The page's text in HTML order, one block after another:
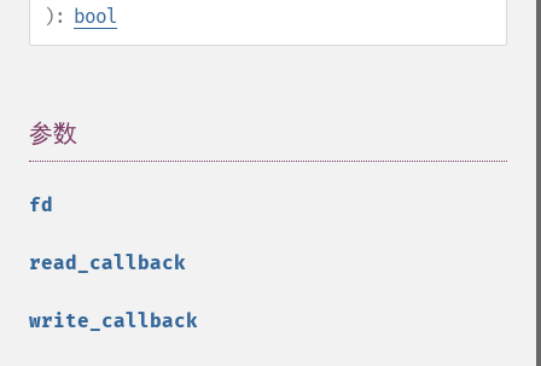
): bool
参数
fd
read_callback
write_callback